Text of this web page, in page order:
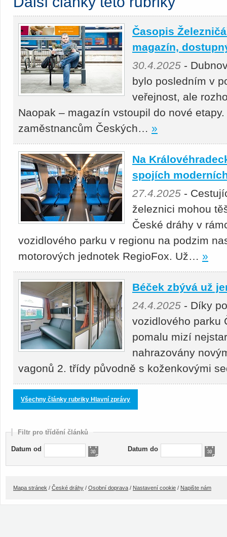
Časopis
magazín,
30.4.2025 -
bylo posledním v
veřejnost, ale
Naopak – magazín vstoupil do nové
zaměstnancům Českých… »
Na
spojích
27.4.2025 -
železnici mohou
České dráhy v
vozidlového parku v regionu na podzim
motorových jednotek RegioFox. Už… »
Béček zbývá už
24.4.2025 - Díky
vozidlového parku
pomalu mizí
nahrazovány
vagonů 2. třídy původně s koženkovými
Všechny články rubriky Hlavní zprávy
Filtr pro třídění článků
Datum od Datum do
Mapa stránek / České dráhy / Osobní doprava / Nastavení cookie / Napište nám